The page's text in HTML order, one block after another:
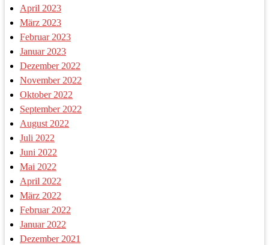
April 2023
März 2023
Februar 2023
Januar 2023
Dezember 2022
November 2022
Oktober 2022
September 2022
August 2022
Juli 2022
Juni 2022
Mai 2022
April 2022
März 2022
Februar 2022
Januar 2022
Dezember 2021